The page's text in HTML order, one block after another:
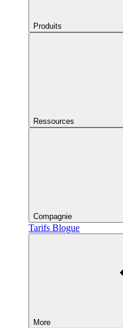
Produits
Ressources
Compagnie
Tarifs Blogue
More